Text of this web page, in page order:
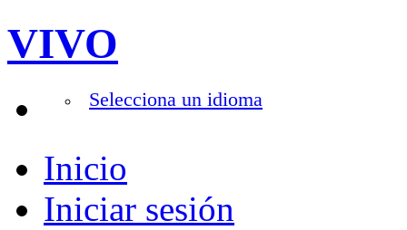
VIVO
Selecciona un idioma
Inicio
Iniciar sesión